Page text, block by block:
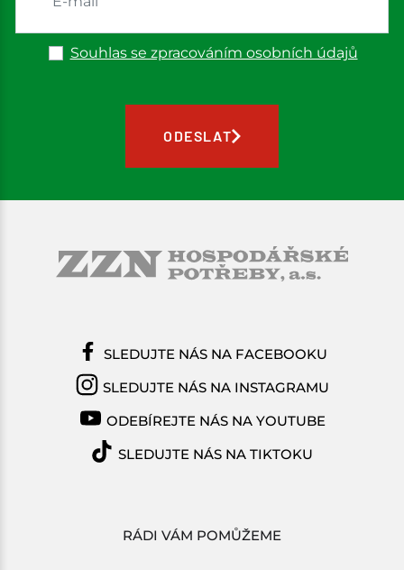
Souhlas se zpracováním osobních údajů
ODESLAT
RÁDI VÁM POMŮŽEME
SLEDUJTE NÁS NA FACEBOOKU
SLEDUJTE NÁS NA INSTAGRAMU
ODEBÍREJTE NÁS NA YOUTUBE
SLEDUJTE NÁS NA TIKTOKU